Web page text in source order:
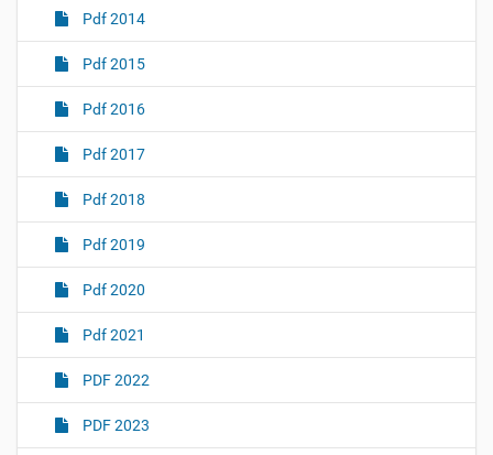
Pdf 2014
Pdf 2015
Pdf 2016
Pdf 2017
Pdf 2018
Pdf 2019
Pdf 2020
Pdf 2021
PDF 2022
PDF 2023